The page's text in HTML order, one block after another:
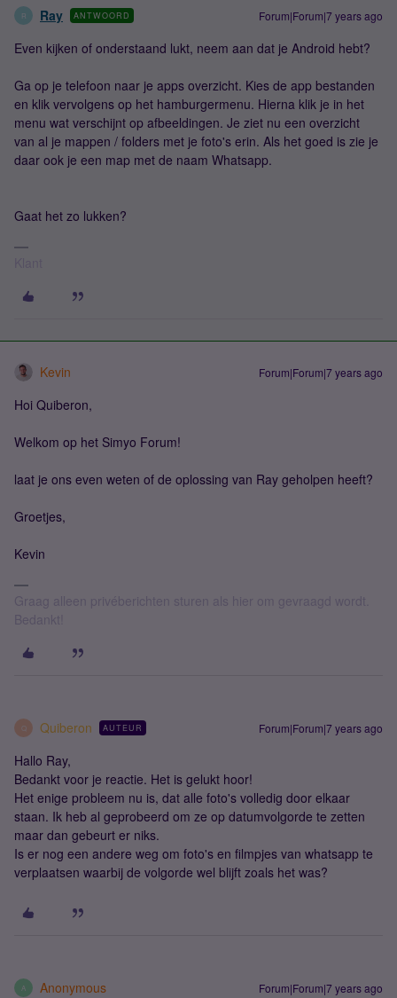
R Ray ANTWOORD Forum|Forum|7 years ago
Even kijken of onderstaand lukt, neem aan dat je Android hebt?
Ga op je telefoon naar je apps overzicht. Kies de app bestanden
en klik vervolgens op het hamburgermenu. Hierna klik je in het
menu wat verschijnt op afbeeldingen. Je ziet nu een overzicht
van al je mappen / folders met je foto's erin. Als het goed is zie je
daar ook je een map met de naam Whatsapp.
Gaat het zo lukken?
Kevin Forum|Forum|7 years ago
Hoi Quiberon,
Welkom op het Simyo Forum!
laat je ons even weten of de oplossing van Ray geholpen heeft?
Groetjes,
Kevin
Graag alleen privéberichten sturen als hier om gevraagd wordt.
Bedankt!
Q Quiberon AUTEUR Forum|Forum|7 years ago
Hallo Ray,
Bedankt voor je reactie. Het is gelukt hoor!
Het enige probleem nu is, dat alle foto's volledig door elkaar
staan. Ik heb al geprobeerd om ze op datumvolgorde te zetten
maar dan gebeurt er niks.
Is er nog een andere weg om foto's en filmpjes van whatsapp te
verplaatsen waarbij de volgorde wel blijft zoals het was?
A Anonymous Forum|Forum|7 years ago